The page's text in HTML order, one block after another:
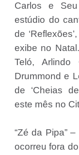
Carlos e
estúdio do
de
exibe no
Teló, Arlindo
Drummond e
de ‘Cheias
este mês no
“Zé da Pipa”
ocorreu fora